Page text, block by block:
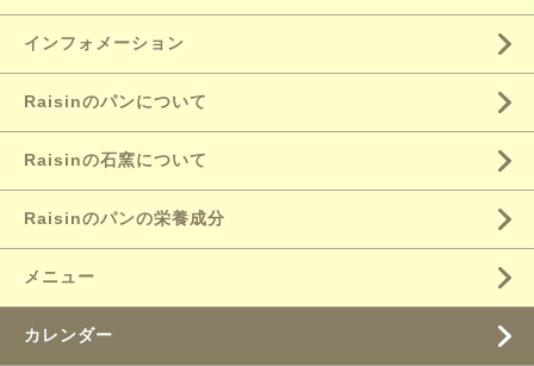
インフォメーション
Raisinのパンについて
Raisinの石窯について
Raisinのパンの栄養成分
メニュー
カレンダー